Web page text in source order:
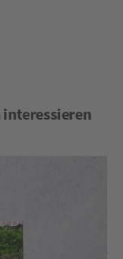
interessieren